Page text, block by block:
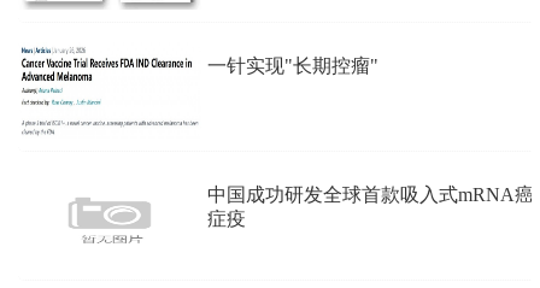
一针实现"长期控瘤"
中国成功研发全球首款吸入式mRNA癌
症疫